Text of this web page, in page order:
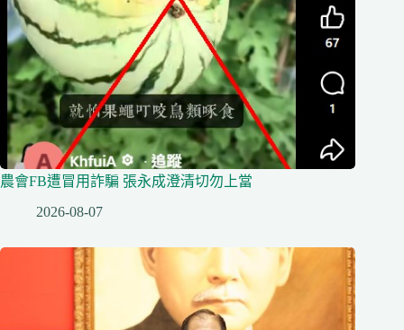
農會FB遭冒用詐騙 張永成澄清切勿上當
2026-08-07